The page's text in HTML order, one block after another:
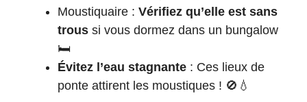
Moustiquaire : Vérifiez qu’elle est sans
trous si vous dormez dans un bungalow
🛏️
Évitez l’eau stagnante : Ces lieux de
ponte attirent les moustiques ! 🚫💧